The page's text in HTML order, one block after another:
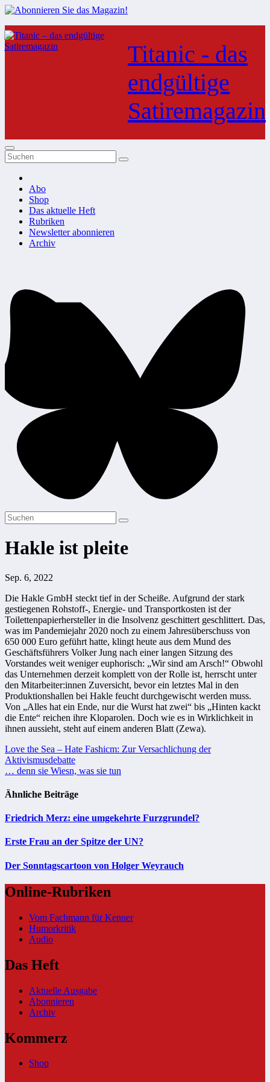
Zum
Inhalt
springen
Titanic - das
endgültige
Satiremagazin
Abo
Shop
Das aktuelle Heft
Rubriken
Newsletter abonnieren
Archiv
Hakle ist pleite
Sep. 6, 2022
Die Hakle GmbH steckt tief in der Scheiße. Aufgrund der stark
gestiegenen Rohstoff-, Energie- und Transportkosten ist der
Toilettenpapierhersteller in die Insolvenz geschittert geschlittert. Das,
was im Pandemiejahr 2020 noch zu einem Jahresüberschuss von
650 000 Euro geführt hatte, klingt heute aus dem Mund des
Geschäftsführers Volker Jung nach einer langen Sitzung des
Vorstandes weit weniger euphorisch: „Wir sind am Arsch!“ Obwohl
das Unternehmen derzeit komplett von der Rolle ist, herrscht unter
den Mitarbeiter:innen Zuversicht, bevor ein letztes Mal in den
Produktionshallen bei Hakle feucht durchgewischt werden muss.
Von „Alles hat ein Ende, nur die Wurst hat zwei“ bis „Hinten kackt
die Ente“ reichen ihre Kloparolen. Doch wie es in Wirklichkeit in
ihnen aussieht, steht auf einem anderen Blatt (Zewa).
Beitragsnavigation
Love the Sea – Hate Fashicm: Zur Versachlichung der
Aktivismusdebatte
… denn sie Wiesn, was sie tun
Ähnliche Beiträge
Friedrich Merz: eine umgekehrte Furzgrundel?
Erste Frau an der Spitze der UN?
Der Sonntagscartoon von Holger Weyrauch
Online-Rubriken
Vom Fachmann für Kenner
Humorkritik
Audio
Das Heft
Aktuelle Ausgabe
Abonnieren
Archiv
Kommerz
Shop